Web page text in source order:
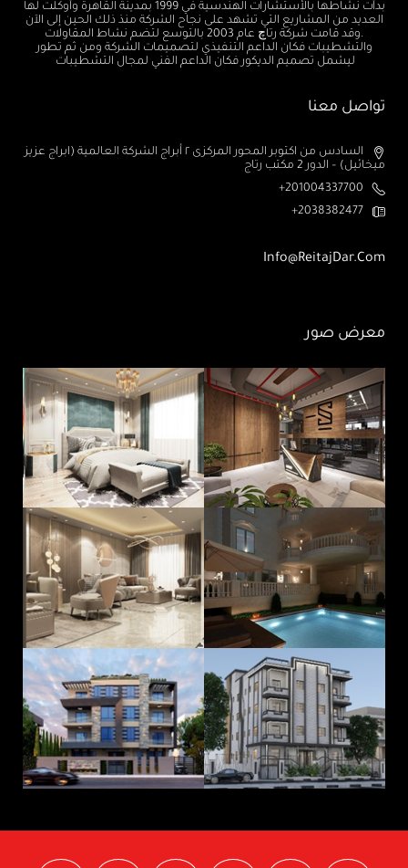
بدأت نشاطها بالأستشارات الهندسية في 1999 بمدينة القاهرة وأوكلت لها
العديد من المشاريع التي تشهد على نجاح الشركة منذ ذلك الحين إلى الآن
.وقد قامت شركة رتاچ عام 2003 بالتوسع لتضم نشاط المقاولات
والتشطيبات فكان الداعم التنفيذي لتصميمات الشركة ومن ثم تطور
ليشمل تصميم الديكور فكان الداعم الفني لمجال التشطيبات
تواصل معنا
السادس من اكتوبر المحور المركزى ٢ أبراج الشركة العالمية (ابراج عزيز
ميخائيل) – الدور 2 مكتب رتاج
201004337700+
2038382477+
Info@ReitajDar.com
معرض صور